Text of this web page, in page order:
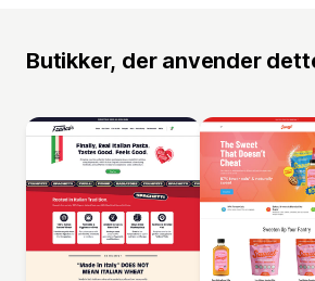
Butikker, der anvender